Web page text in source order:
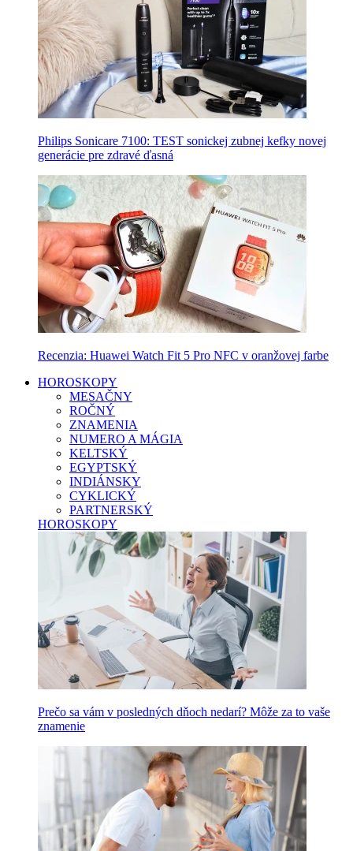
Philips Sonicare 7100: TEST sonickej zubnej kefky novej
generácie pre zdravé ďasná
Recenzia: Huawei Watch Fit 5 Pro NFC v oranžovej farbe
HOROSKOPY
MESAČNY
ROČNÝ
ZNAMENIA
NUMERO A MÁGIA
KELTSKÝ
EGYPTSKÝ
INDIÁNSKY
CYKLICKÝ
PARTNERSKÝ
HOROSKOPY
Prečo sa vám v posledných dňoch nedarí? Môže za to vaše
znamenie